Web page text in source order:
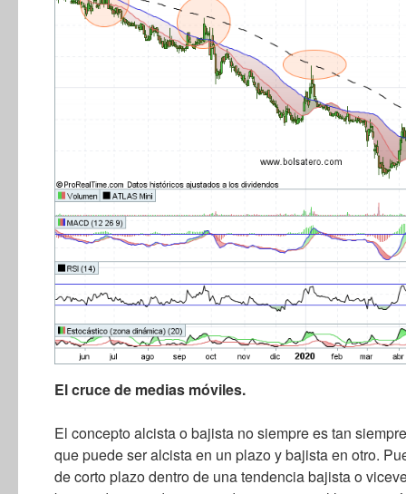
El cruce de medias móviles.
El concepto alcista o bajista no siempre es tan
que puede ser alcista en un plazo y bajista en otro.
de corto plazo dentro de una tendencia bajista o